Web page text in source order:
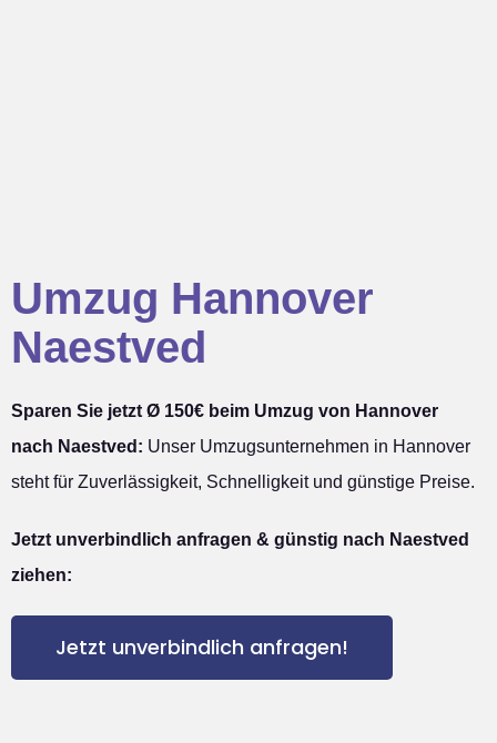
Umzug Hannover
Naestved
Sparen Sie jetzt Ø 150€ beim Umzug von Hannover
nach Naestved: Unser Umzugsunternehmen in Hannover
steht für Zuverlässigkeit, Schnelligkeit und günstige Preise.
Jetzt unverbindlich anfragen & günstig nach Naestved
ziehen:
Jetzt unverbindlich anfragen!